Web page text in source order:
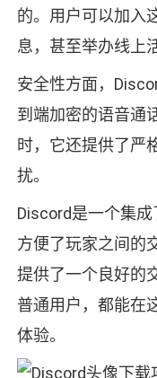
的。用户可以加入
息，甚至举办线上
安全性方面，
到端加密的语音通
时，它还提供了严
扰。
Discord是一个集
方便了玩家之间的
提供了一个良好的
普通用户，都能在
体验。